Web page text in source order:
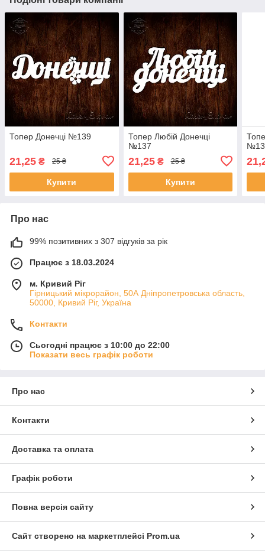
Топер Донечці №139
21,25 ₴ 25 ₴
Купити
Топер Любій Донечці
№137
21,25₴ 25 ₴
Купити
Про нас
99% позитивних з 307 відгуків за рік
Працює з 18.03.2024
м. Кривий Ріг
Гірницький мікрорайон, 50А Дніпропетровська область,
50000, Кривий Ріг, Україна
Контакти
Сьогодні працює з 10:00 до 22:00
Показати весь графік роботи
Про нас
Контакти
Доставка та оплата
Графік роботи
Повна версія сайту
Сайт створено на маркетплейсі Prom.ua